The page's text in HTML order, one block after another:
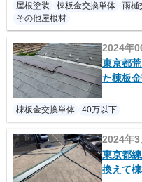
屋根塗装 棟板金交換単体 雨樋
その他屋根材
2024年
東京都
た棟板
棟板金交換単体 40万以下
2024年3
東京都
換えて